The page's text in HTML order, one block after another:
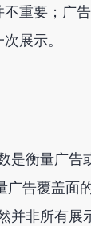
重要；广
展示。
是衡量广告
告覆盖面
并非所有展